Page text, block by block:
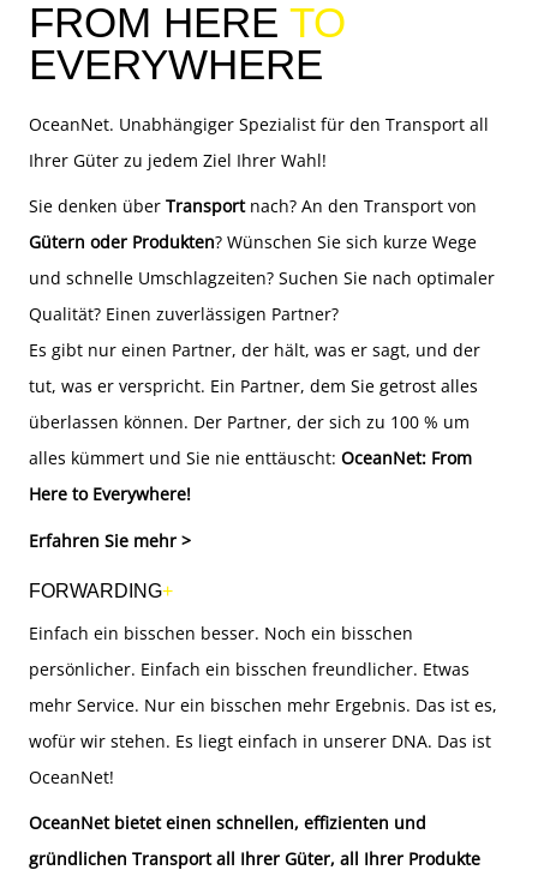
FROM HERE TO
EVERYWHERE
OceanNet. Unabhängiger Spezialist für den Transport all
Ihrer Güter zu jedem Ziel Ihrer Wahl!
Sie denken über Transportnach? An den Transport von
Gütern oder Produkten? Wünschen Sie sich kurze Wege
und schnelle Umschlagzeiten? Suchen Sie nach optimaler
Qualität? Einen zuverlässigen Partner?
Es gibt nur einen Partner, der hält, was er sagt, und der
tut, was er verspricht. Ein Partner, dem Sie getrost alles
überlassen können. Der Partner, der sich zu 100 % um
alles kümmert und Sie nie enttäuscht: OceanNet: From
Here to Everywhere!
Erfahren Sie mehr >
FORWARDING+
Einfach ein bisschen besser. Noch ein bisschen
persönlicher. Einfach ein bisschen freundlicher. Etwas
mehr Service. Nur ein bisschen mehr Ergebnis. Das ist es,
wofür wir stehen. Es liegt einfach in unserer DNA. Das ist
OceanNet!
OceanNet bietet einen schnellen, effizienten und
gründlichen Transport all Ihrer Güter, all Ihrer Produkte